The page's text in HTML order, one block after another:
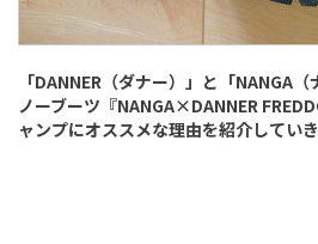
「DANNER（ダナー）」と「NANGA
ノーブーツ『NANGA×DANNER
ャンプにオススメな理由を紹介していき